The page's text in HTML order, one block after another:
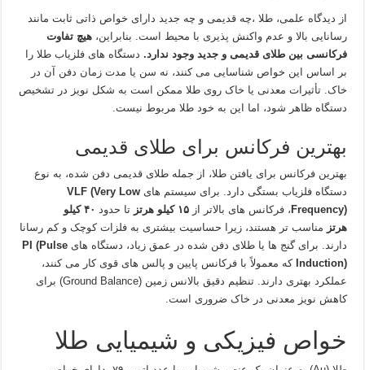
از دیدگاه علمی، طلا ،چه قدیمی و چه جدید دارای خواص ذاتی ثابت مانند
رسانایی بالا و عدم واکنش‌ پذیری با محیط است. بنابراین،هیچ تفاوت
فرکانسی بین طلای قدیمی و جدید وجود ندارد. دستگاه‌ های فلزیاب طلا را
بر اساس این خواص شناسایی می‌ کنند، نه سن یا مدت‌ زمان دفن آن در
خاک. تأثیرات معدنی یا خاک روی طلا ممکن است به شکل نویز در تشخیص
دستگاه ظاهر شود، اما این به خود طلا مربوط نیست.
بهترین فرکانس برای طلای قدیمی
بهترین فرکانس برای یافتن طلا، از جمله طلای قدیمی دفن‌ شده، به نوع
دستگاه فلزیاب بستگی دارد. برای سیستم هایVLF (Very Low
Frequency) ، فرکانس‌ های بالاتر از۱۵ کیلو هرتز تا حدود
۴۰ کیلو
هرتز مناسب‌ تر هستند، زیرا حساسیت بیشتری به فلزات کوچک و کم‌ رسانا
دارند. برای گنج‌ ها یا طلای دفن‌ شده در عمق زیاد، دستگاه‌ هایPI (Pulse
Induction) که معمولاً با فرکانس پایین و پالس‌ های قوی کار می‌ کنند،
عملکرد بهتری دارند. تنظیم دقیق بالانس زمین (Ground Balance) برای
کاهش نویز معدنی در خاک ضروری است.
خواص فیزیکی و شیمیایی طلا